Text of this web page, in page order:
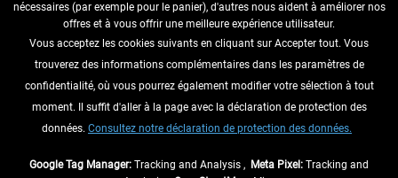
RENONCER AU CONTRAT ICI
INFORMATIONS
NE MANQUEZ PAS LES DERNIÈRES
nécessaires (par exemple pour le panier), d'autres nous aident à améliorer nos
offres et à vous offrir une meilleure expérience utilisateur.
Vous acceptez les cookies suivants en cliquant sur Accepter tout. Vous
trouverez des informations complémentaires dans les paramètres de
confidentialité, où vous pourrez également modifier votre sélection à tout
moment. Il suffit d'aller à la page avec la déclaration de protection des
données. Consultez notre déclaration de protection des données.
Google Tag Manager: Tracking and Analysis , Meta Pixel: Tracking and